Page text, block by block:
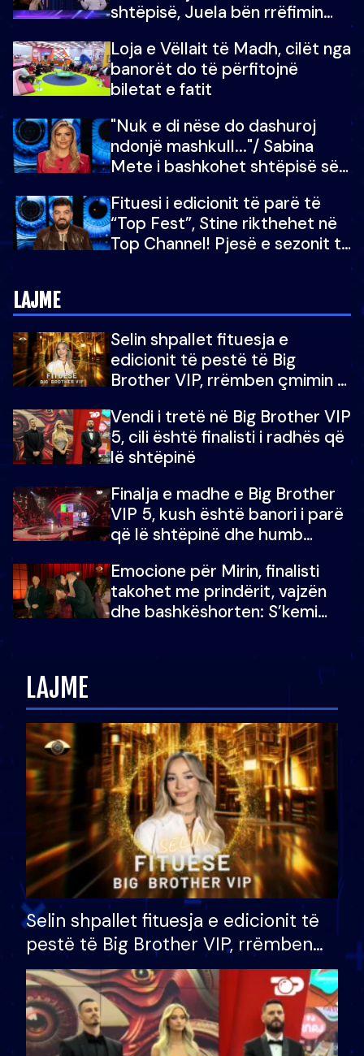
shtëpisë, Juela bën rrëfimin
do të martoheshim, por zemra
mu copëtua
Loja e Vëllait të Madh, cilët nga
banorët do të përfitojnë
biletat e fatit
"Nuk e di nëse do dashuroj
ndonjë mashkull..."/ Sabina
Mete i bashkohet shtëpisë së
për në fund!
Fituesi i edicionit të parë të
“Top Fest”, Stine rikthehet në
Top Channel! Pjesë e sezonit të
LAJME
Selin shpallet fituesja e
edicionit të pestë të Big
Brother VIP, rrëmben çmimin e
Vendi i tretë në Big Brother VIP
5, cili është finalisti i radhës që
lë shtëpinë
Finalja e madhe e Big Brother
VIP 5, kush është banori i parë
që lë shtëpinë dhe humb
çmimin e madh
Emocione për Mirin, finalisti
takohet me prindërit, vajzën
dhe bashkëshorten: S’kemi
LAJME
Selin shpallet fituesja e edicionit të
pestë të Big Brother VIP, rrëmben
çmimin e madh prej 100 mijë eurosh